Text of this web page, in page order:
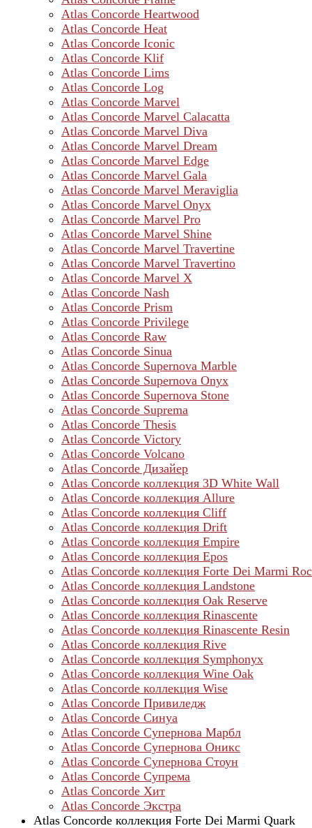
Atlas Concorde Heartwood
Atlas Concorde Heat
Atlas Concorde Iconic
Atlas Concorde Klif
Atlas Concorde Lims
Atlas Concorde Log
Atlas Concorde Marvel
Atlas Concorde Marvel Calacatta
Atlas Concorde Marvel Diva
Atlas Concorde Marvel Dream
Atlas Concorde Marvel Edge
Atlas Concorde Marvel Gala
Atlas Concorde Marvel Meraviglia
Atlas Concorde Marvel Onyx
Atlas Concorde Marvel Pro
Atlas Concorde Marvel Shine
Atlas Concorde Marvel Travertine
Atlas Concorde Marvel Travertino
Atlas Concorde Marvel X
Atlas Concorde Nash
Atlas Concorde Prism
Atlas Concorde Privilege
Atlas Concorde Raw
Atlas Concorde Sinua
Atlas Concorde Supernova Marble
Atlas Concorde Supernova Onyx
Atlas Concorde Supernova Stone
Atlas Concorde Suprema
Atlas Concorde Thesis
Atlas Concorde Victory
Atlas Concorde Volcano
Atlas Concorde Дизайер
Atlas Concorde коллекция 3D White Wall
Atlas Concorde коллекция Allure
Atlas Concorde коллекция Cliff
Atlas Concorde коллекция Drift
Atlas Concorde коллекция Empire
Atlas Concorde коллекция Epos
Atlas Concorde коллекция Forte Dei Marmi
Atlas Concorde коллекция Landstone
Atlas Concorde коллекция Oak Reserve
Atlas Concorde коллекция Rinascente
Atlas Concorde коллекция Rinascente Resin
Atlas Concorde коллекция Rive
Atlas Concorde коллекция Symphonyx
Atlas Concorde коллекция Wine Oak
Atlas Concorde коллекция Wise
Atlas Concorde Привиледж
Atlas Concorde Синуа
Atlas Concorde Супернова Марбл
Atlas Concorde Супернова Оникс
Atlas Concorde Супернова Стоун
Atlas Concorde Супрема
Atlas Concorde Хит
Atlas Concorde Экстра
Atlas Concorde коллекция Forte Dei Marmi Quark